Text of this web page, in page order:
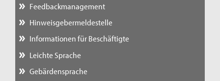
Feedbackmanagement
Hinweisgebermeldestelle
Informationen für Beschäftigte
Leichte Sprache
Gebärdensprache